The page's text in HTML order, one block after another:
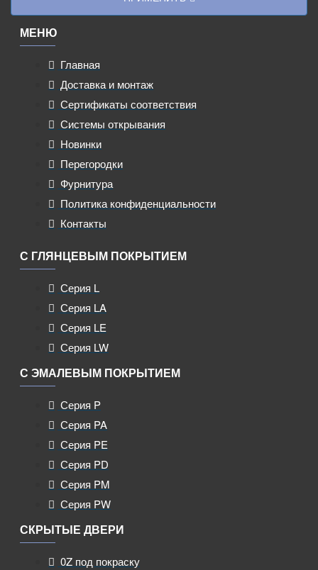
МЕНЮ
Главная
Доставка и монтаж
Сертификаты соответствия
Системы открывания
Новинки
Перегородки
Фурнитура
Политика конфиденциальности
Контакты
С ГЛЯНЦЕВЫМ ПОКРЫТИЕМ
Серия L
Серия LA
Серия LE
Серия LW
С ЭМАЛЕВЫМ ПОКРЫТИЕМ
Серия P
Серия PA
Серия PE
Серия PD
Серия PM
Серия PW
СКРЫТЫЕ ДВЕРИ
0Z под покраску